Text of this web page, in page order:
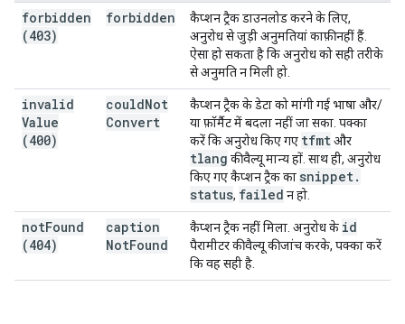
forbidden
(403)
forbidden
कैप्शन ट्रैक डाउनलोड करने के लिए,
अनुरोध से जुड़ी अनुमतियां काफ़ी नहीं हैं.
ऐसा हो सकता है कि अनुरोध को सही तरीके
से अनुमति न मिली हो.
invalid
Value
(400)
couldNot
Convert
कैप्शन ट्रैक के डेटा को मांगी गई भाषा और/
या फ़ॉर्मैट में बदला नहीं जा सका. पक्का
करें कि अनुरोध किए गए tfmtऔर
tlang की वैल्यू मान्य हों. साथ ही, अनुरोध
किए गए कैप्शन ट्रैक का snippet.
status, failed न हो.
notFound
(404)
caption
NotFound
कैप्शन ट्रैक नहीं मिला. अनुरोध के id
पैरामीटर की वैल्यू की जांच करके, पक्का करें
कि वह सही है.